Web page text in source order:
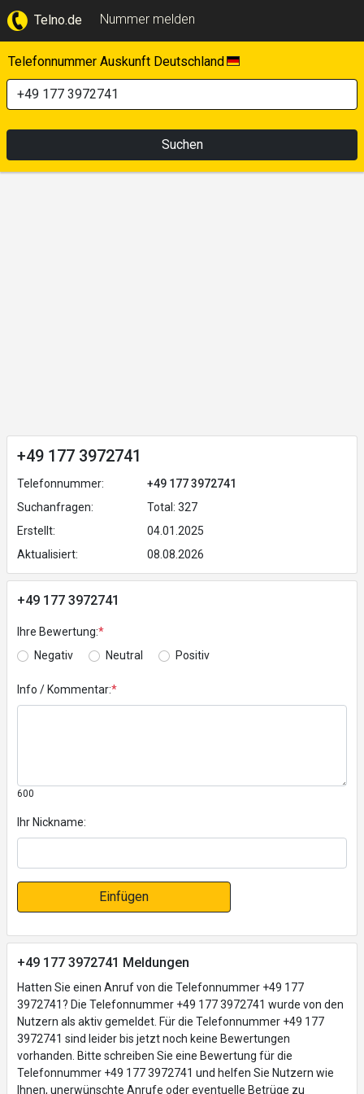
Telno.de Nummer melden
Telefonnummer Auskunft Deutschland
Suchen
+49 177 3972741
Telefonnummer:
+49 177 3972741
Suchanfragen:
Total: 327
Erstellt:
04.01.2025
Aktualisiert:
08.08.2026
+49 177 3972741
Ihre Bewertung:*
Negativ
Neutral Positiv
Info / Kommentar:*
600
Ihr Nickname:
Einfügen
+49 177 3972741 Meldungen
Hatten Sie einen Anruf von die Telefonnummer +49 177
3972741? Die Telefonnummer +49 177 3972741 wurde von den
Nutzern als aktiv gemeldet. Für die Telefonnummer +49 177
3972741 sind leider bis jetzt noch keine Bewertungen
vorhanden. Bitte schreiben Sie eine Bewertung für die
Telefonnummer +49 177 3972741 und helfen Sie Nutzern wie
Ihnen, unerwünschte Anrufe oder eventuelle Betrüge zu